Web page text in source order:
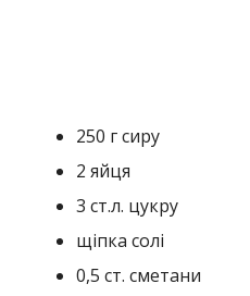
250 г сиру
2 яйця
3 ст.л. цукру
щіпка солі
0,5 ст. сметани